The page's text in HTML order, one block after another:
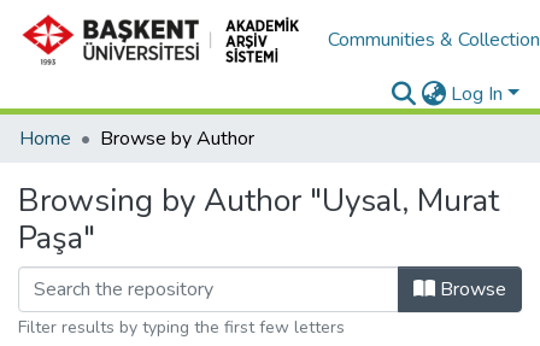
Communities &
Log In
Home
Browse by Author
Browsing by Author "Uysal, Murat
Paşa"
Browse
Filter results by typing the first few letters